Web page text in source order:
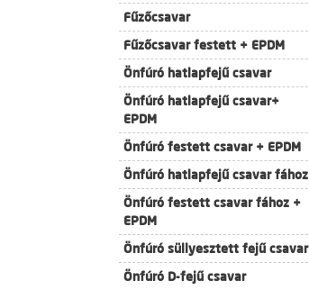
Fűzőcsavar
Fűzőcsavar festett + EPDM
Önfúró hatlapfejű csavar
Önfúró hatlapfejű csavar+
EPDM
Önfúró festett csavar + EPDM
Önfúró hatlapfejű csavar fához
Önfúró festett csavar fához +
EPDM
Önfúró süllyesztett fejű csavar
Önfúró D-fejű csavar